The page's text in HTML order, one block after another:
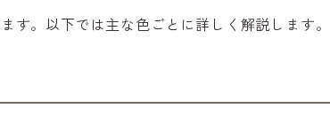
す。以下では主な色ごとに詳しく解説します。